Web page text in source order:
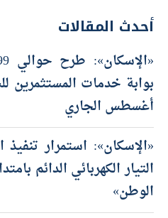
أحدث المقالات
أغسطس الجاري
«الإسكان»: استمرار
التيار الكهربائي الدائم
الوطن»